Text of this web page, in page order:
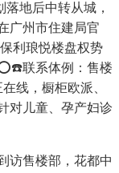
地后中转从城，
广州市住建局官
利琅悦楼盘权势
联系体例：售楼
线，橱柜欧派、
对儿童、孕产妇诊
售楼部，花都中